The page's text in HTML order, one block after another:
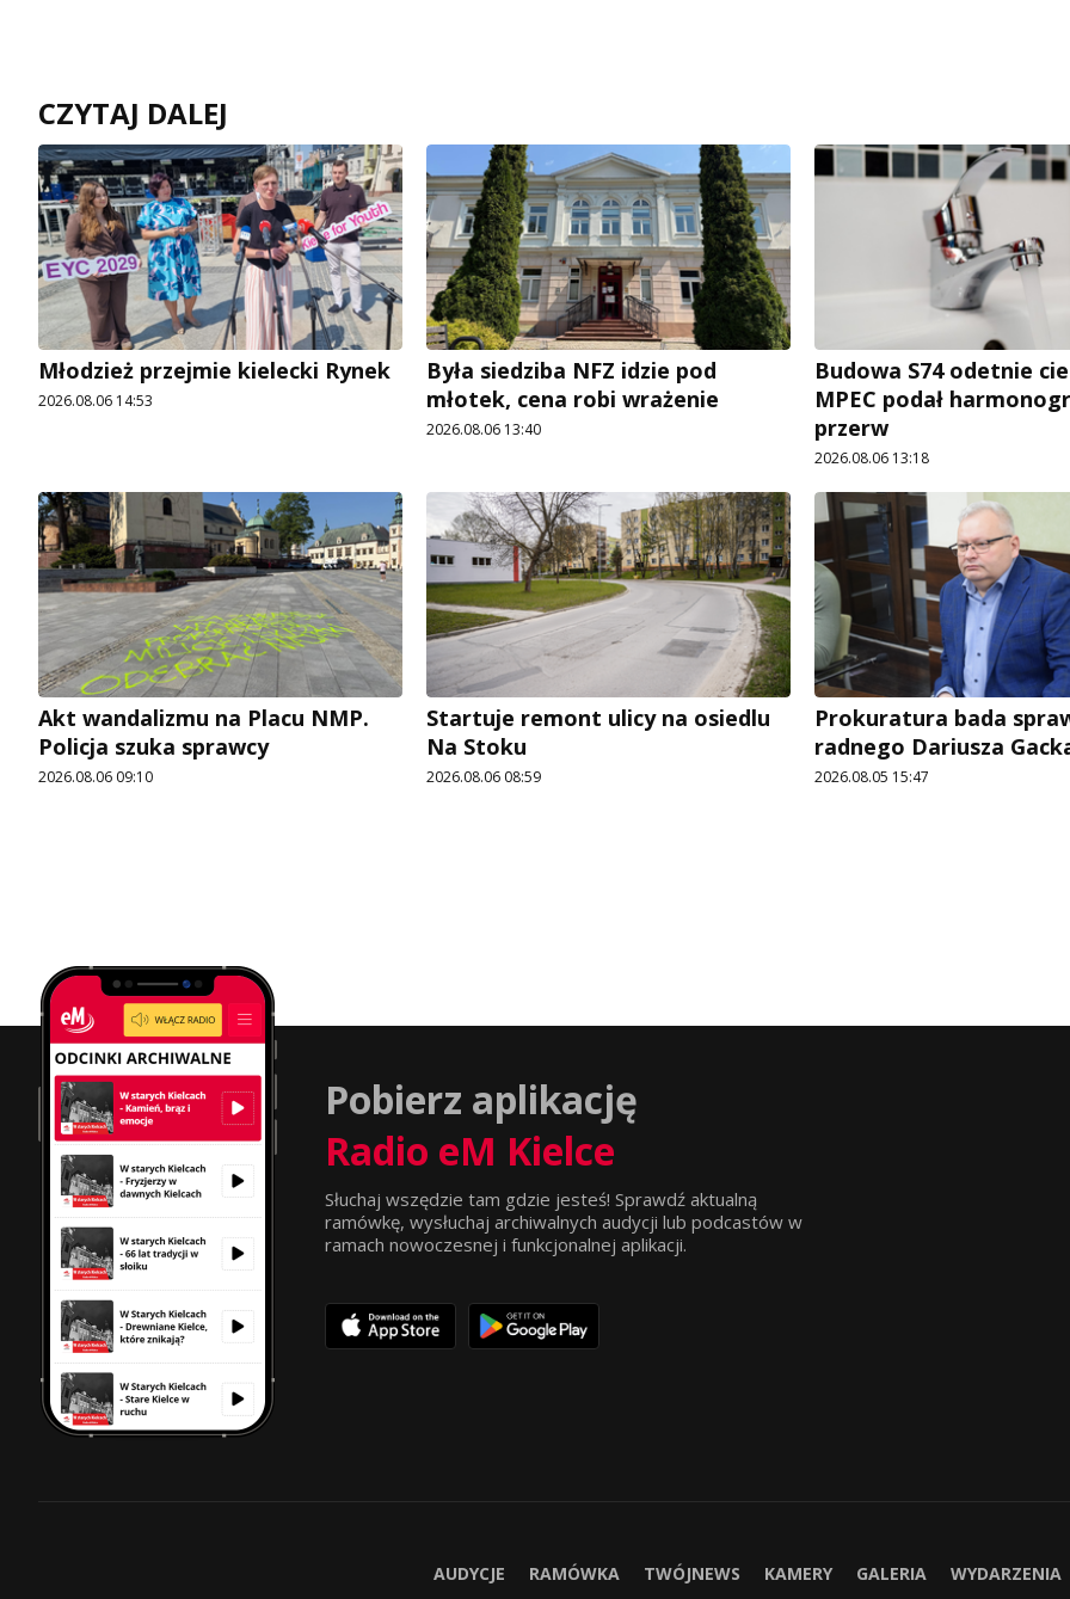
CZYTAJ DALEJ
Młodzież przejmie kielecki Rynek
2026.08.06 14:53
Była siedziba NFZ idzie pod
młotek, cena robi wrażenie
2026.08.06 13:40
Budowa S74 odetnie
MPEC podał
przerw
2026.08.06 13:18
Akt wandalizmu na Placu NMP.
Policja szuka sprawcy
2026.08.06 09:10
Startuje remont ulicy na osiedlu
Na Stoku
2026.08.06 08:59
Prokuratura bada
radnego Dariusza
2026.08.05 15:47
Pobierz aplikację
Radio eM Kielce
Słuchaj wszędzie tam gdzie jesteś! Sprawdź aktualną
ramówkę, wysłuchaj archiwalnych audycji lub podcastów w
ramach nowoczesnej i funkcjonalnej aplikacji.
AUDYCJE RAMÓWKA TWÓJNEWS KAMERY GALERIA WYDARZENIA